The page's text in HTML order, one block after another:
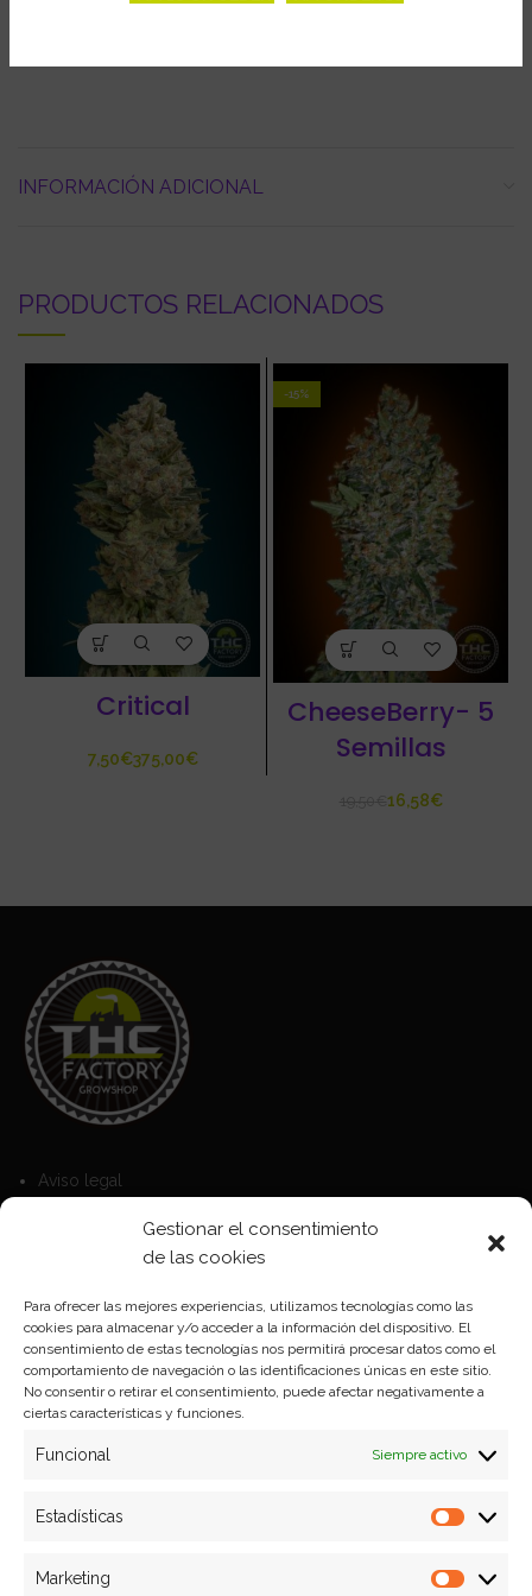
Gestionar el consentimiento
de las cookies
Para ofrecer las mejores experiencias, utilizamos tecnologías como las
cookies para almacenar y/o acceder a la información del dispositivo. El
consentimiento de estas tecnologías nos permitirá procesar datos como el
comportamiento de navegación o las identificaciones únicas en este sitio.
No consentir o retirar el consentimiento, puede afectar negativamente a
ciertas características y funciones.
Funcional Siempre activo
Estadísticas
Marketing
INFORMACIÓN ADICIONAL
PRODUCTOS RELACIONADOS
Critical
€ €
-15%
CheeseBerry- 5
Semillas
16,58€
Aviso legal
Política de Cookies
Política de privacidad
Formas de pago
Plazos y condiciones de envio
Politica de devoluciones